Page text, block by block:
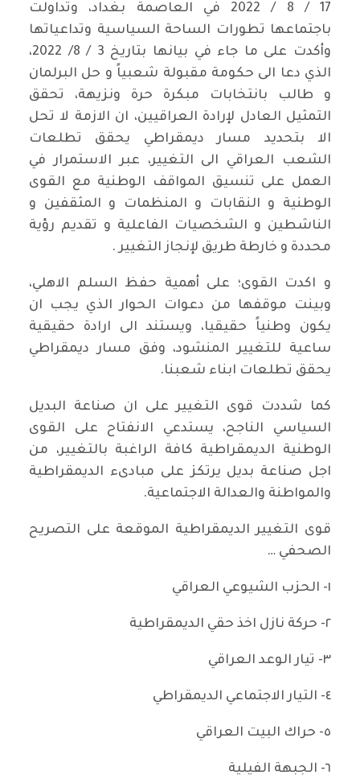
17 / 8 / 2022 في العاصمة بغداد، وتداولت
باجتماعها تطورات الساحة السياسية وتداعياتها
وأكدت على ما جاء في بيانها بتاريخ 3 / 8/ 2022،
الذي دعا الى حكومة مقبولة شعبياً و حل البرلمان
و طالب بانتخابات مبكرة حرة ونزيهة، تحقق
التمثيل العادل لإرادة العراقيين، ان الازمة لا تحل
الا بتحديد مسار ديمقراطي يحقق تطلعات
الشعب العراقي الى التغيير، عبر الاستمرار في
العمل على تنسيق المواقف الوطنية مع القوى
الوطنية و النقابات و المنظمات و المثقفين و
الناشطين و الشخصيات الفاعلية و تقديم رؤية
محددة و خارطة طريق لإنجاز التغيير .
و اكدت القوى؛ على أهمية حفظ السلم الاهلي،
وبينت موقفها من دعوات الحوار الذي يجب ان
يكون وطنياً حقيقيا، ويستند الى ارادة حقيقية
ساعية للتغيير المنشود، وفق مسار ديمقراطي
يحقق تطلعات ابناء شعبنا.
كما شددت قوى التغيير على ان صناعة البديل
السياسي الناجح، يستدعي الانفتاح على القوى
الوطنية الديمقراطية كافة الراغبة بالتغيير، من
اجل صناعة بديل يرتكز على مبادىء الديمقراطية
والمواطنة والعدالة الاجتماعية.
قوى التغيير الديمقراطية الموقعة على التصريح
الصحفي …
١- الحزب الشيوعي العراقي
٢- حركة نازل اخذ حقي الديمقراطية
٣- تيار الوعد العراقي
٤- التيار الاجتماعي الديمقراطي
٥- حراك البيت العراقي
٦- الجبهة الفيلية